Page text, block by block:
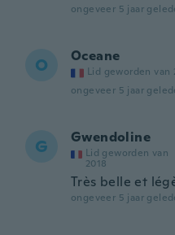
ongeveer 5 jaar
O Oceane
Lid geworden van
ongeveer 5 jaar
G Gwendoline
Lid geworden van
2018
Très belle et
ongeveer 5 jaar